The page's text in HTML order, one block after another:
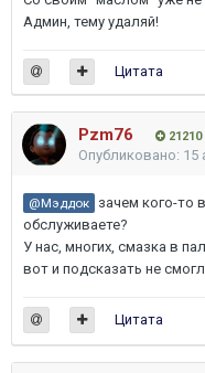
Админ, тему удаляй!
Цитата
Pzm76 21210
Опубликовано: 15
@Мэддок
зачем кого-то
обслуживаете?
У нас, многих, смазка в
вот и подсказать не
Цитата